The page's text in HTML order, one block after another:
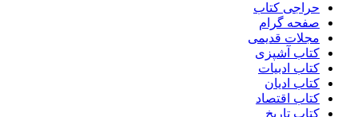
حراجی کتاب
صفحه گرام
مجلات قدیمی
کتاب آشپزی
کتاب ادبیات
کتاب ادیان
کتاب اقتصاد
کتاب تاریخ